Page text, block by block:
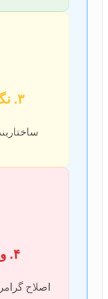
۳. نگارش پیش‌نویس مقاله
۴. ویرایش و بازبینی دقیق
اصلاح